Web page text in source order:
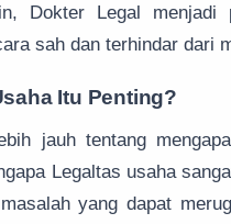
Dokter Legal
sah dan terhindar dari
Itu Penting?
jauh tentang
Legaltas usaha
yang dapat